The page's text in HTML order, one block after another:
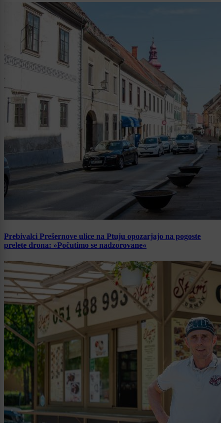
Prebivalci Prešernove ulice na Ptuju opozarjajo na pogoste
prelete drona: »Počutimo se nadzorovane«